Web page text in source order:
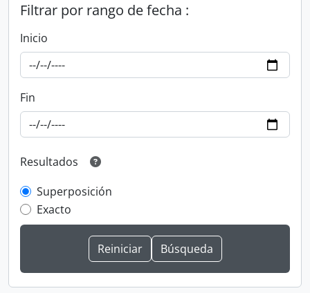
Filtrar por rango de fecha :
Inicio
Fin
Resultados
Superposición
Exacto